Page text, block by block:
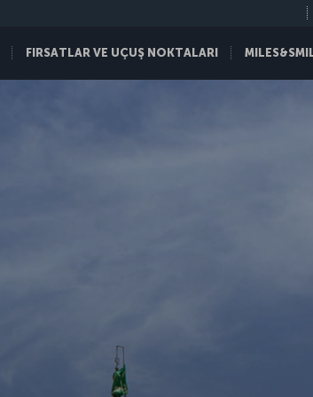
FIRSATLAR VE UÇUŞ NOKTALARI